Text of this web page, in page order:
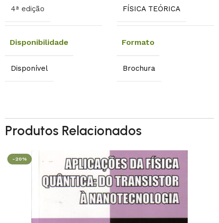
4ª edição FÍSICA TEÓRICA
Disponibilidade
Disponível
Formato
Brochura
Produtos Relacionados
-20%